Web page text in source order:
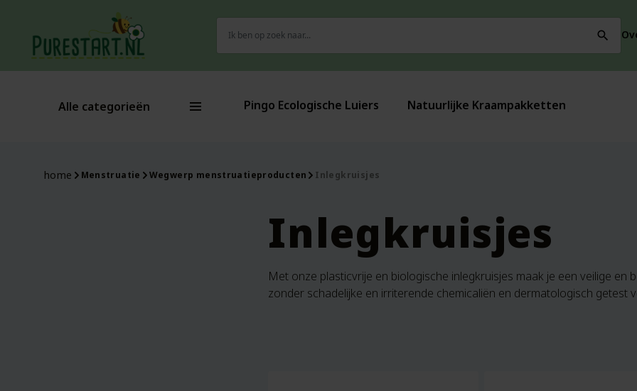
naar:
search
Alle categorieën Pingo Ecologische Luiers Natuurlijke Kraampakketten
home Menstruatie Wegwerp menstruatieproducten Inlegkruisjes
Inlegkruisjes
Met onze plasticvrije en biologische inlegkruisjes maak je een veilige en
zonder schadelijke en irriterende chemicaliën en dermatologisch getest